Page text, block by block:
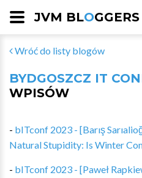
JVM BLOGGERS
Wróć do listy blogów
BYDGOSZCZ IT
WPISÓW
- bITconf 2023 - [Barış
Natural Stupidity: Is Winter
- bITconf 2023 - [Paweł